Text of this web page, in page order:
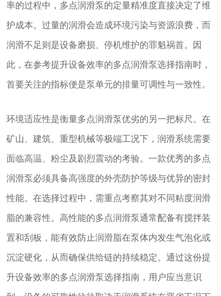
率的过程中，多点润滑泵的定量精准度直接决定了维
护成本。过量的润滑会造成环境污染与资源浪费，而
润滑不足则是设备磨损、停机维护的罪魁祸首。因
此，在参考提升设备效率的多点润滑泵选择指南时，
首要关注的指标便是泵单元的排量可调性与一致性。
环境适应性是衡量多点润滑泵优劣的另一把标尺。在
矿山、建筑、重型机械等极端工况下，润滑系统需要
面临高温、粉尘及剧烈震动的考验。一款优秀的多点
润滑泵必须具备高强度的外壳防护等级与优异的密封
性能。在选择过程中，需重点考察其对不同粘度润滑
脂的兼容性。高性能的多点润滑泵通常配备有搅拌装
置和刮板，能有效防止润滑脂在泵体内发生气泡化或
沉淀硬化，从而确保供给链的持续稳定。通过这份提
升设备效率的多点润滑泵选择指南，用户应当意识